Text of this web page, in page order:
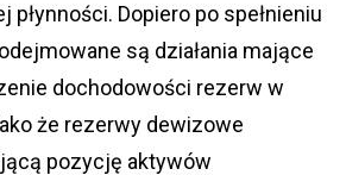
płynności. Dopiero po spełnieniu
są działania mające
dochodowości rezerw w
że rezerwy dewizowe
pozycję aktywów